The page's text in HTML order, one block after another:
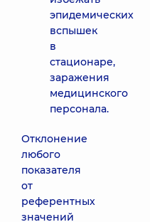
эпидемических
вспышек
в
стационаре,
заражения
медицинского
персонала.
Отклонение
любого
показателя
от
референтных
значений